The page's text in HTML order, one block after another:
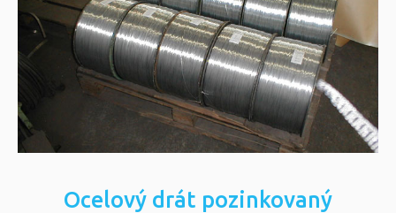
Ocelový drát pozinkovaný
Ocelový drát stříhaný
Ocelový drát stříhaný na paletě, v
kontejneru.
Více informací